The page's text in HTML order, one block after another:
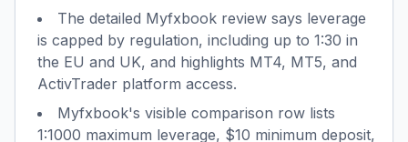
The detailed Myfxbook review says leverage
is capped by regulation, including up to 1:30 in
the EU and UK, and highlights MT4, MT5, and
ActivTrader platform access.
Myfxbook's visible comparison row lists
1:1000 maximum leverage, $10 minimum deposit,